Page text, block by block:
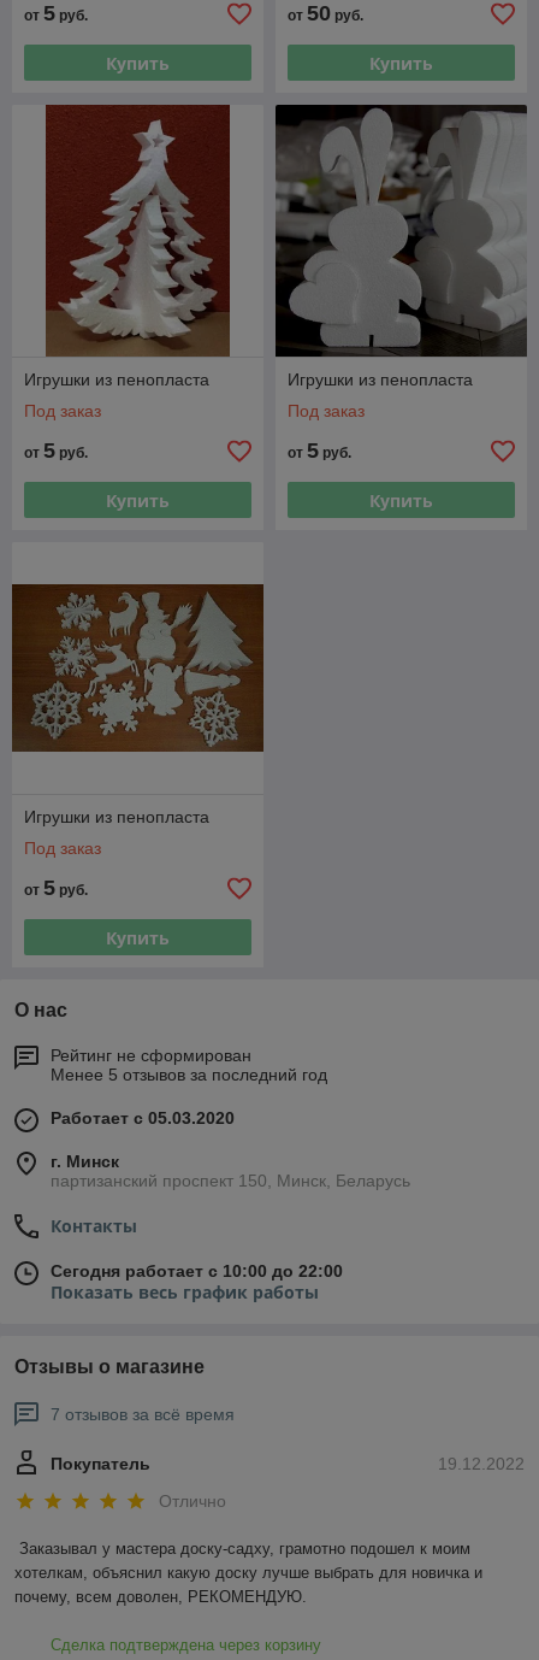
от 5 руб.
Купить
от 50 руб.
Купить
Игрушки из пенопласта
Под заказ
от 5 руб.
Купить
Игрушки из пенопласта
Под заказ
от 5 руб.
Купить
Игрушки из пенопласта
Под заказ
от 5 руб.
Купить
О нас
Рейтинг не сформирован
Менее 5 отзывов за последний год
Работает с 05.03.2020
г. Минск
партизанский проспект 150, Минск, Беларусь
Контакты
Сегодня работает с 10:00 до 22:00
Показать весь график работы
Отзывы о магазине
7 отзывов за всё время
19.12.2022
Покупатель
Отлично
Заказывал у мастера доску-садху, грамотно подошел к моим
хотелкам, объяснил какую доску лучше выбрать для новичка и
почему, всем доволен, РЕКОМЕНДУЮ.
Сделка подтверждена через корзину